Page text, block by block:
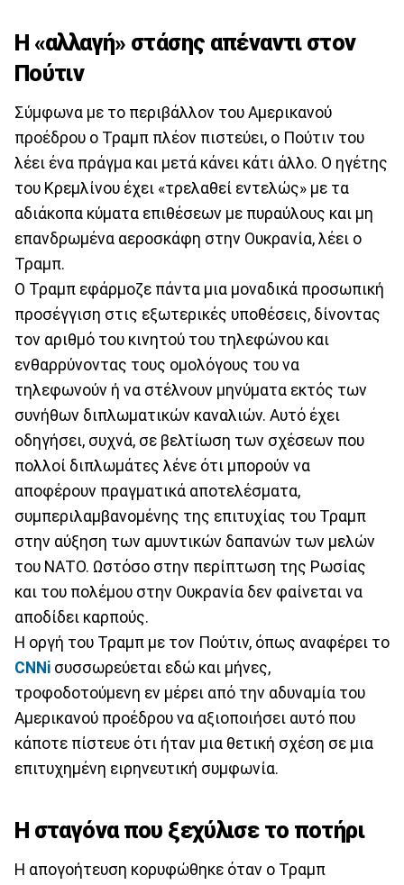
Η «αλλαγή» στάσης απέναντι στον
Πούτιν
Σύμφωνα με το περιβάλλον του Αμερικανού
προέδρου ο Τραμπ πλέον πιστεύει, ο Πούτιν του
λέει ένα πράγμα και μετά κάνει κάτι άλλο. Ο ηγέτης
του Κρεμλίνου έχει «τρελαθεί εντελώς» με τα
αδιάκοπα κύματα επιθέσεων με πυραύλους και μη
επανδρωμένα αεροσκάφη στην Ουκρανία, λέει ο
Τραμπ.
Ο Τραμπ εφάρμοζε πάντα μια μοναδικά προσωπική
προσέγγιση στις εξωτερικές υποθέσεις, δίνοντας
τον αριθμό του κινητού του τηλεφώνου και
ενθαρρύνοντας τους ομολόγους του να
τηλεφωνούν ή να στέλνουν μηνύματα εκτός των
συνήθων διπλωματικών καναλιών. Αυτό έχει
οδηγήσει, συχνά, σε βελτίωση των σχέσεων που
πολλοί διπλωμάτες λένε ότι μπορούν να
αποφέρουν πραγματικά αποτελέσματα,
συμπεριλαμβανομένης της επιτυχίας του Τραμπ
στην αύξηση των αμυντικών δαπανών των μελών
του ΝΑΤΟ. Ωστόσο στην περίπτωση της Ρωσίας
και του πολέμου στην Ουκρανία δεν φαίνεται να
αποδίδει καρπούς.
Η οργή του Τραμπ με τον Πούτιν, όπως αναφέρει το
CNNi συσσωρεύεται εδώ και μήνες,
τροφοδοτούμενη εν μέρει από την αδυναμία του
Αμερικανού προέδρου να αξιοποιήσει αυτό που
κάποτε πίστευε ότι ήταν μια θετική σχέση σε μια
επιτυχημένη ειρηνευτική συμφωνία.
Η σταγόνα που ξεχύλισε το ποτήρι
Η απογοήτευση κορυφώθηκε όταν ο Τραμπ